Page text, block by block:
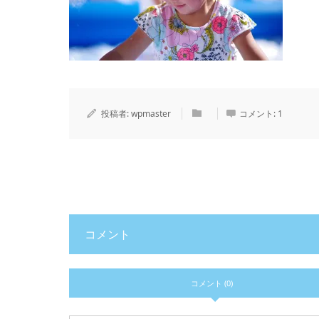
投稿者:wpmaster コメント: 1
コメント
コメント (0)